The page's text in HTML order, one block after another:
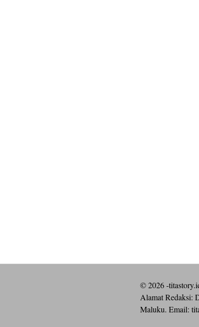
©2026-
Alamat Redaksi:
Maluku. Email: